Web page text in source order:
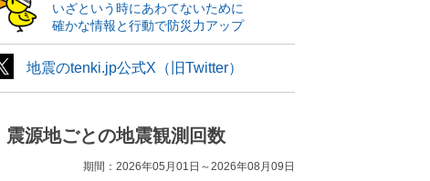
いざという時にあわてないために
確かな情報と行動で防災力アップ
地震のtenki.jp公式X（旧Twitter）
震源地ごとの地震観測回数
期間：2026年05月01日～2026年08月09日